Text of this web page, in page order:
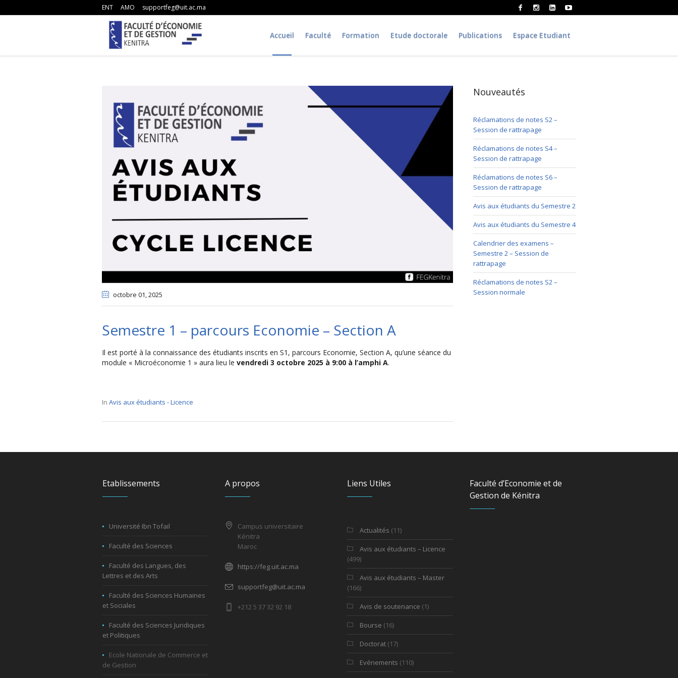
ENT AMO supportfeg@uit.ac.ma
Accueil Faculté Formation Etude doctorale Publications Espace Etudiant
octobre 01, 2025
Semestre 1 – parcours Economie – Section A
Il est porté à la connaissance des étudiants inscrits en S1, parcours Economie, Section A, qu’une séance du
module « Microéconomie 1 » aura lieu le vendredi 3 octobre 2025 à 9:00 à l’amphi A.
In Avis aux étudiants - Licence
Nouveautés
Réclamations de notes S2 –
Session de rattrapage
Réclamations de notes S4 –
Session de rattrapage
Réclamations de notes S6 –
Session de rattrapage
Avis aux étudiants du Semestre 2
Avis aux étudiants du Semestre 4
Calendrier des examens –
Semestre 2 – Session de
rattrapage
Réclamations de notes S2 –
Session normale
Etablissements
Université Ibn Tofail
Faculté des Sciences
Faculté des Langues, des
Lettres et des Arts
Faculté des Sciences Humaines
et Sociales
Faculté des Sciences Juridiques
et Politiques
Ecole Nationale de Commerce et
de Gestion
A propos
Campus universitaire
Kénitra
Maroc
https://feg.uit.ac.ma
supportfeg@uit.ac.ma
+212 5 37 32 92 18
Liens Utiles
Actualités (11)
Avis aux étudiants – Licence
(499)
Avis aux étudiants – Master
(166)
Avis de soutenance (1)
Bourse (16)
Doctorat (17)
Evénements (110)
Faculté d’Economie et de
Gestion de Kénitra